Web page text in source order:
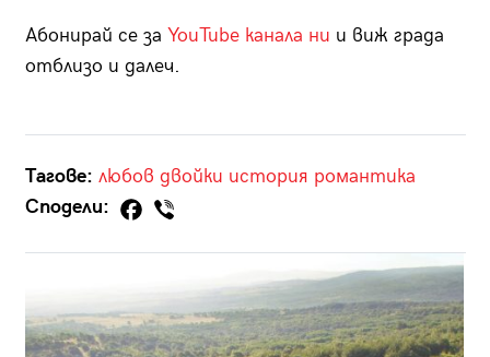
Абонирай се за YouTube канала ни и виж града
отблизо и далеч.
Тагове: любов двойки история романтика
Сподели: